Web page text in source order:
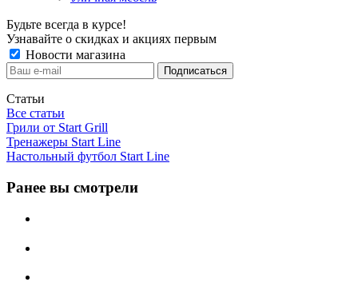
Будьте всегда в курсе!
Узнавайте о скидках и акциях первым
Новости магазина
Статьи
Все статьи
Грили от Start Grill
Тренажеры Start Line
Настольный футбол Start Line
Ранее вы смотрели